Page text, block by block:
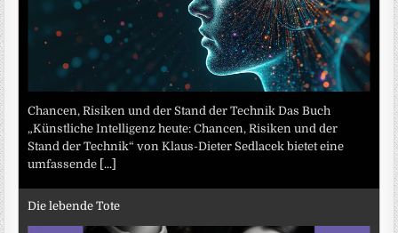
Chancen, Risiken und der Stand der Technik Das Buch
„Künstliche Intelligenz heute: Chancen, Risiken und der
Stand der Technik“ von Klaus-Dieter Sedlacek bietet eine
umfassende [...]
Die lebende Tote